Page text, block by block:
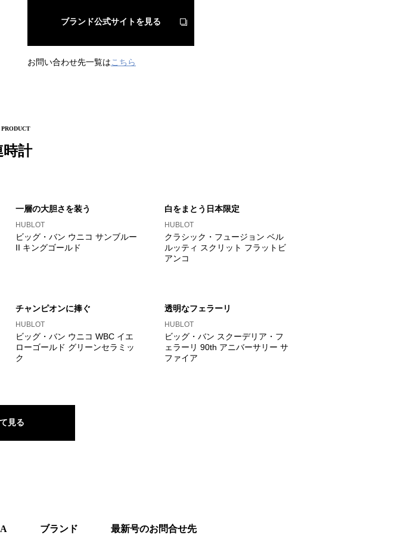
ブランド公式サイトを見る
お問い合わせ先一覧はこちら
時計
一層の大胆さを装う
HUBLOT
ビッグ・バン ウニコ サンブルー
II キングゴールド
白をまとう日本限定
HUBLOT
クラシック・フュージョン ベル
ルッティ スクリット フラットビ
アンコ
チャンピオンに捧ぐ
HUBLOT
ビッグ・バン ウニコ WBC イエ
ローゴールド グリーンセラミッ
ク
透明なフェラーリ
HUBLOT
ビッグ・バン スクーデリア・フ
ェラーリ 90th アニバーサリー サ
ファイア
見る
ブランド 最新号のお問合せ先